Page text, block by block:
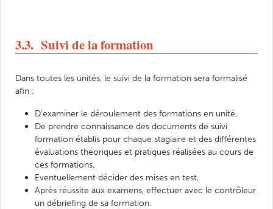
3.3. Suivi de la formation
Dans toutes les unités, le suivi de la formation sera formalisé
afin :
D’examiner le déroulement des formations en unité,
De prendre connaissance des documents de suivi
formation établis pour chaque stagiaire et des différentes
évaluations théoriques et pratiques réalisées au cours de
ces formations,
Eventuellement décider des mises en test,
Après réussite aux examens, effectuer avec le contrôleur
un débriefing de sa formation.